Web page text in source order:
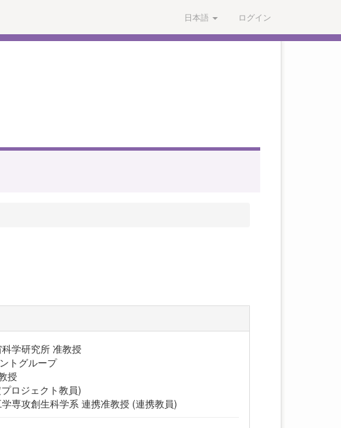
日本語 ログイン
学研究所 准教授
トグループ
授
ロジェクト教員)
専攻創生科学系 連携准教授 (連携教員)